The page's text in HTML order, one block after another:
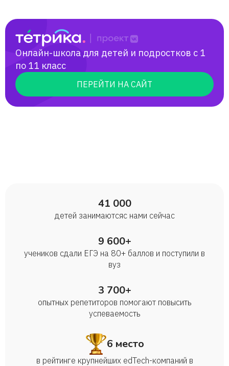
Онлайн-школа для детей и подростков с 1
по 11 класс
ПЕРЕЙТИ НА САЙТ
41 000
детей занимаются с нами сейчас
9 600+
учеников сдали ЕГЭ на 80+ баллов и поступили в
вуз
3 700+
опытных репетиторов помогают повысить
успеваемость
6 место
в рейтинге крупнейших edTech-компаний в